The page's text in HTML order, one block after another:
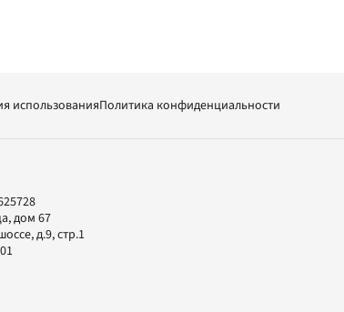
использованияПолитика конфиденциальности
дом 67
д.9, стр.1